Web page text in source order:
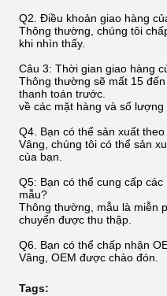
Q2. Điều khoản giao hàng
Thông thường, chúng tôi
khi nhìn thấy.
Câu 3: Thời gian giao hàng
Thông thường sẽ mất 15
thanh toán trước.
về các mặt hàng và số lượng
Q4. Bạn có thể sản xuất
Vâng, chúng tôi có thể sản
của bạn.
Q5: Bạn có thể cung cấp
mẫu?
Thông thường, mẫu là miễn
chuyển được thu thập.
Q6. Bạn có thể chấp nhận
Vâng, OEM được chào đón.
Tags: